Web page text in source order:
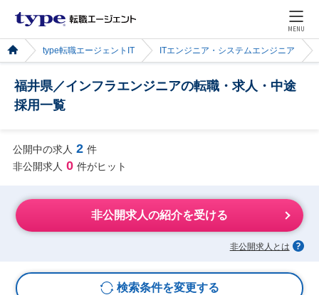
MENU
type転職エージェントIT ITエンジニア・システムエンジニア
福井県／インフラエンジニアの転職・求人・中途
採用一覧
公開中の求人 2 件
非公開求人 0 件がヒット
非公開求人の紹介を受ける
非公開求人とは
検索条件を変更する